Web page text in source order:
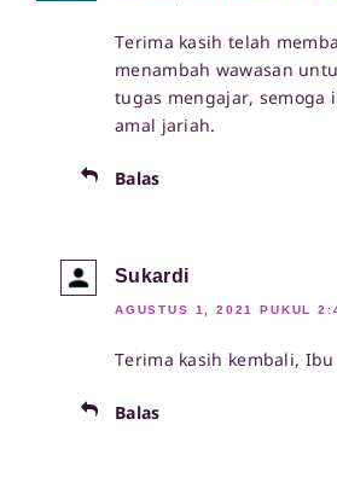
Terima kasih telah
menambah wawasan
tugas mengajar, semoga
amal jariah.
Balas
Sukardi
AGUSTUS 1, 2021 PUKUL
Terima kasih kembali, Ibu
Balas